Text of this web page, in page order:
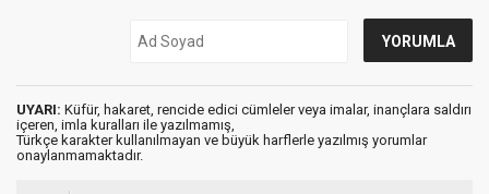
UYARI: Küfür, hakaret, rencide edici cümleler veya imalar, inançlara saldırı
içeren, imla kuralları ile yazılmamış,
Türkçe karakter kullanılmayan ve büyük harflerle yazılmış yorumlar
onaylanmamaktadır.